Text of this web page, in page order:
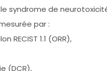
syndrome de
par :
RECIST 1.1 (ORR),
(DCR),